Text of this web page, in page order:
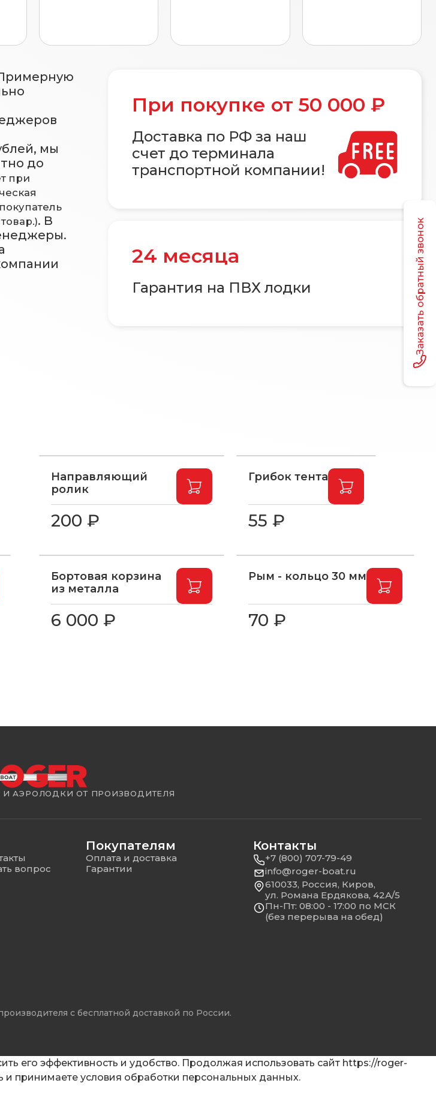
мы
до
при
. В
При покупке от 50 000 ₽
Доставка по РФ за наш
счет до терминала
транспортной компании!
24 месяца
Гарантия на ПВХ лодки
Направляющий
ролик
200 ₽
Грибок тента
55 ₽
Бортовая корзина
из металла
6 000 ₽
Рым - кольцо 30 мм
70 ₽
АЭРОЛОДКИ ОТ ПРОИЗВОДИТЕЛЯ
вопрос
Покупателям
Оплата и доставка
Гарантии
Контакты
+7 (800) 707-79-49
info@roger-boat.ru
610033, Россия, Киров,
ул. Романа Ердякова, 42А/5
Пн-Пт: 08:00 - 17:00 по МСК
(без перерыва на обед)
с бесплатной доставкой по России.
Заказать обратный звонок
его эффективность и удобство. Продолжая использовать сайт https://roger-
и принимаете условия обработки персональных данных.